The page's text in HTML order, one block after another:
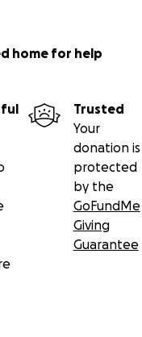
home for help
Trusted
Your
donation is
protected
by the
GoFundMe
Giving
Guarantee